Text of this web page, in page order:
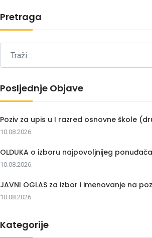
Pretraga
Posljednje Objave
Poziv za upis u I razred osnovne škole
10.08.2026.
OLDUKA o izboru najpovoljnijeg
10.08.2026.
JAVNI OGLAS za izbor i imenovanje na
10.08.2026.
Kategorije